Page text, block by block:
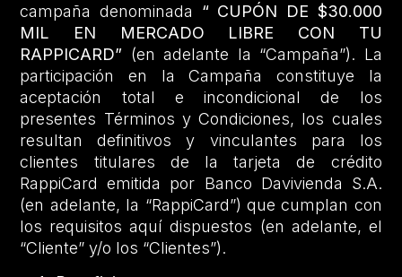
campaña denominada “CUPÓN DE $30.000
MIL EN MERCADO LIBRE CON TU
RAPPICARD” (en adelante la “Campaña”). La
participación en la Campaña constituye la
aceptación total e incondicional de los
presentes Términos y Condiciones, los cuales
resultan definitivos y vinculantes para los
clientes titulares de la tarjeta de crédito
RappiCard emitida por Banco Davivienda S.A.
(en adelante, la “RappiCard”) que cumplan con
los requisitos aquí dispuestos (en adelante, el
“Cliente” y/o los “Clientes”).